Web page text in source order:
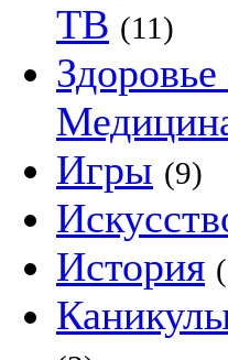
ТВ (11)
Игры (9)
История